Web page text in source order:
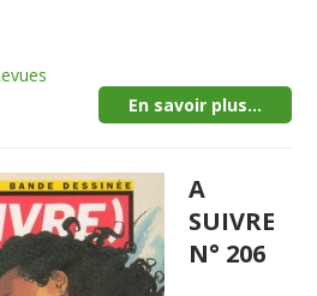
En savoir plus...
A
SUIVRE
N° 206